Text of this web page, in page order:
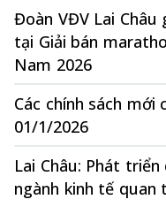
Đoàn VĐV Lai Châu
tại Giải bán
Nam 2026
Các chính sách
01/1/2026
Lai Châu: Phát
ngành kinh tế quan